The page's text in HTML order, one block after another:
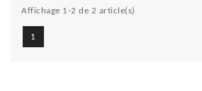
Affichage 1-2 de 2 article(s)
1